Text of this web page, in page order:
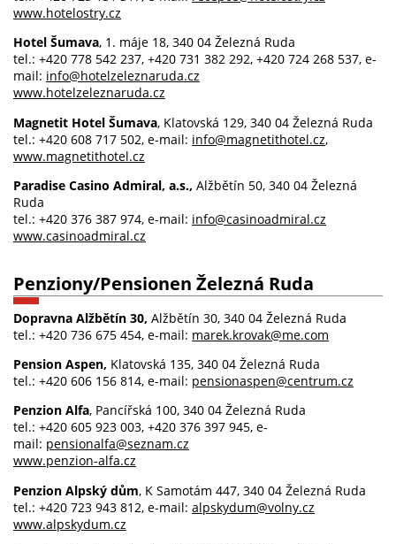
www.hotelostry.cz
Hotel Šumava, 1. máje 18, 340 04 Železná Ruda
tel.: +420 778 542 237, +420 731 382 292, +420 724 268 537, e-
mail: info@hotelzeleznaruda.cz
www.hotelzeleznaruda.cz
Magnetit Hotel Šumava, Klatovská 129, 340 04 Železná Ruda
tel.: +420 608 717 502, e-mail: info@magnetithotel.cz,
www.magnetithotel.cz
Paradise Casino Admiral, a.s., Alžbětín 50, 340 04 Železná
Ruda
tel.: +420 376 387 974, e-mail: info@casinoadmiral.cz
www.casinoadmiral.cz
Penziony/Pensionen Železná Ruda
Dopravna Alžbětín 30, Alžbětín 30, 340 04 Železná Ruda
tel.: +420 736 675 454, e-mail: marek.krovak@me.com
Pension Aspen, Klatovská 135, 340 04 Železná Ruda
tel.: +420 606 156 814, e-mail: pensionaspen@centrum.cz
Penzion Alfa, Pancířská 100, 340 04 Železná Ruda
tel.: +420 605 923 003, +420 376 397 945, e-
mail: pensionalfa@seznam.cz
www.penzion-alfa.cz
Penzion Alpský dům, K Samotám 447, 340 04 Železná Ruda
tel.: +420 723 943 812, e-mail: alpskydum@volny.cz
www.alpskydum.cz